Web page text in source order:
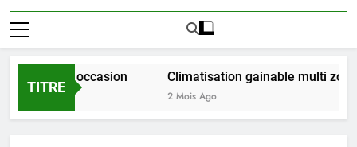
TITRE
d occasion Climatisation gainable multi zones :
2 Mois Ago